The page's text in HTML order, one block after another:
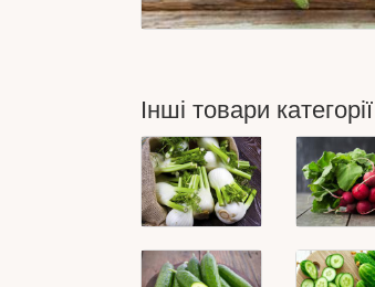
Інші товари категорії